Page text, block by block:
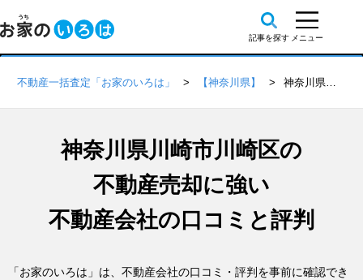
不動産一括査定「お家のいろは」 【神奈川県】 神奈川県川崎市川崎区の不動産会社 口コミ・評判一覧
神奈川県川崎市川崎区の
不動産売却に強い
不動産会社の口コミと評判
「お家のいろは」は、不動産会社の口コミ・評判を事前に確認でき